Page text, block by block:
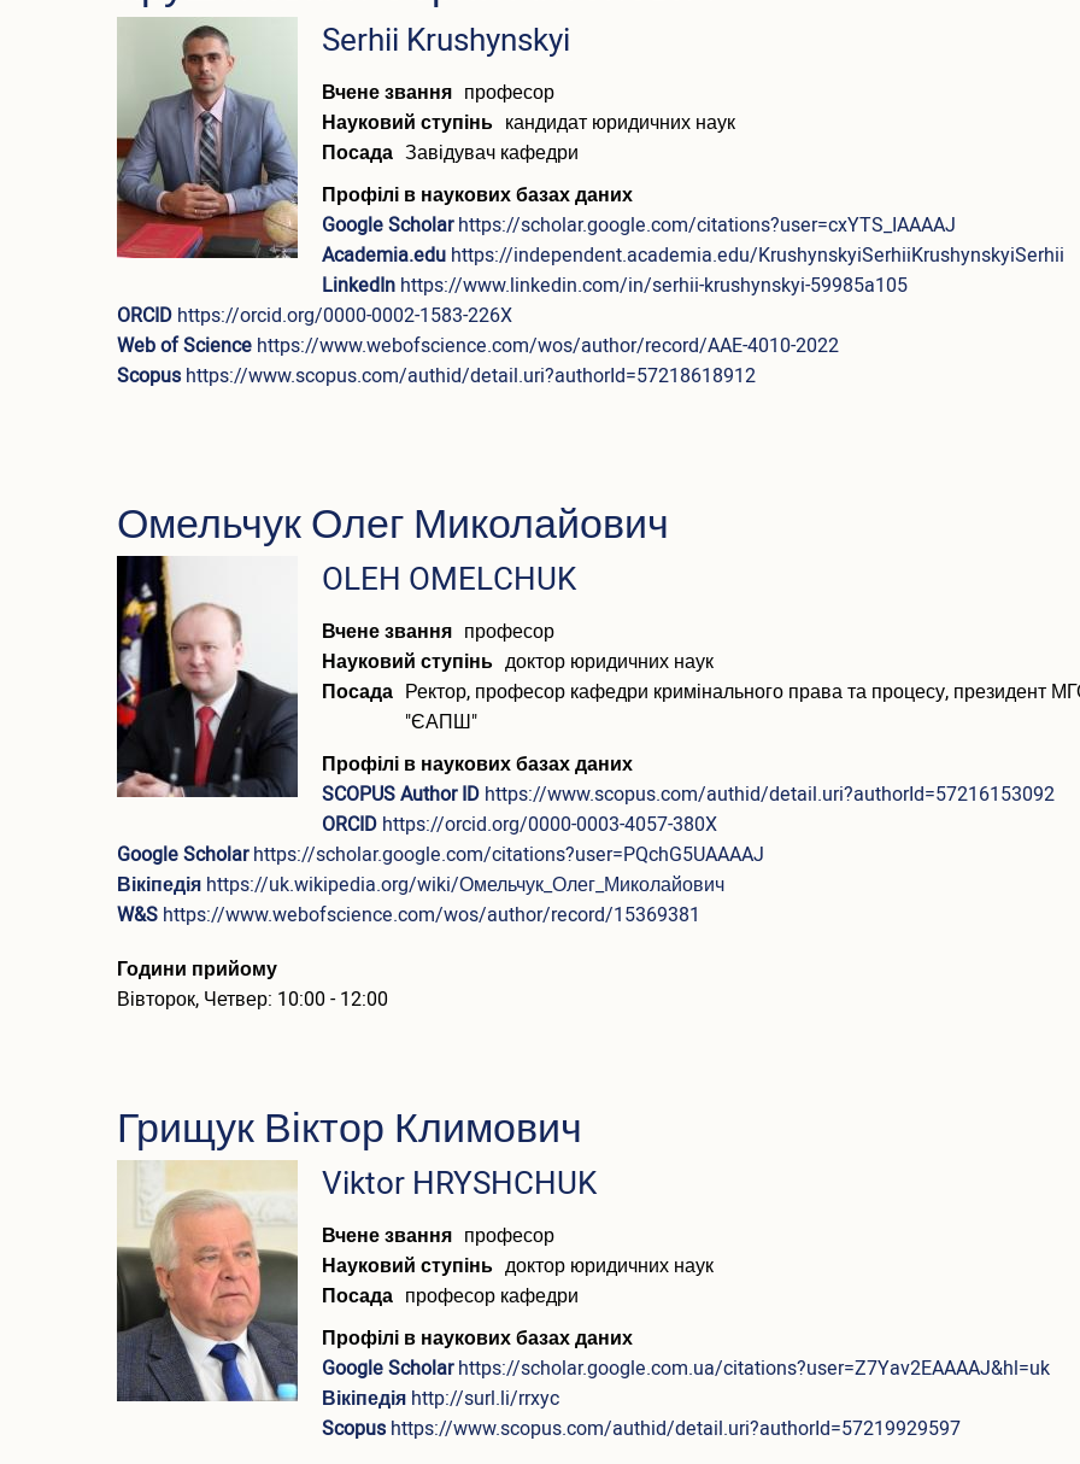
(англійською)
Serhii Krushynskyi
Вчене звання професор
Науковий ступінь кандидат юридичних наук
Посада Завідувач кафедри
Профілі в наукових базах даних
Google Scholarhttps://scholar.google.com/citations?user=cxYTS_IAAAAJ
Academia.edu https://independent.academia.edu/KrushynskyiSerhiiKrushynskyiSerhii
LinkedIn https://www.linkedin.com/in/serhii-krushynskyi-59985a105
ORCID https://orcid.org/0000-0002-1583-226X
Web of Science https://www.webofscience.com/wos/author/record/AAE-4010-2022
Scopus https://www.scopus.com/authid/detail.uri?authorId=57218618912
Омельчук Олег Миколайович
(англійською)
OLEH OMELCHUK
Вчене звання професор
Науковий ступінь доктор юридичних наук
Посада Ректор, професор кафедри кримінального права та процесу, президент
"ЄАПШ"
Профілі в наукових базах даних
SCOPUS Author ID https://www.scopus.com/authid/detail.uri?authorId=57216153092
ORCID https://orcid.org/0000-0003-4057-380X
Google Scholarhttps://scholar.google.com/citations?user=PQchG5UAAAAJ
Вікіпедія https://uk.wikipedia.org/wiki/Омельчук_Олег_Миколайович
W&S https://www.webofscience.com/wos/author/record/15369381
Години прийому
Вівторок, Четвер: 10:00 - 12:00
Грищук Віктор Климович
(англійською)
Viktor HRYSHCHUK
Вчене звання професор
Науковий ступінь доктор юридичних наук
Посада професор кафедри
Профілі в наукових базах даних
Google Scholarhttps://scholar.google.com.ua/citations?user=Z7Yav2EAAAAJ&hl=uk
Вікіпедія http://surl.li/rrxyc
Scopus https://www.scopus.com/authid/detail.uri?authorId=57219929597